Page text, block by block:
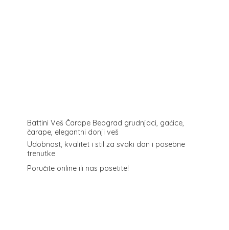
Battini Veš Čarape Beograd grudnjaci, gaćice,
čarape, elegantni donji veš
Udobnost, kvalitet i stil za svaki dan i posebne
trenutke
Poručite online ili nas posetite!